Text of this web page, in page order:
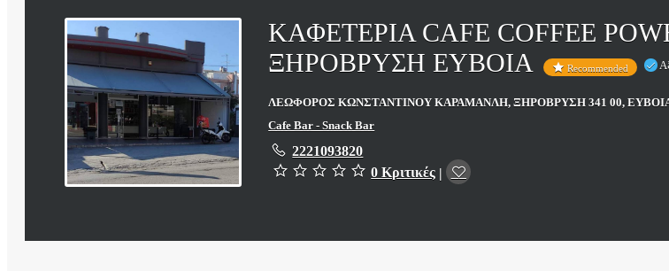
ΚΑΦΕΤΕΡΙΑ CAFE COFFEE
ΞΗΡΟΒΡΥΣΗ ΕΥΒΟΙΑ
Recommended
ΛΕΩΦΟΡΟΣ ΚΩΝΣΤΑΝΤΙΝΟΥ ΚΑΡΑΜΑΝΛΗ, ΞΗΡΟΒΡΥΣΗ 341 00,
Cafe Bar - Snack Bar
2221093820
0 Κριτικές |